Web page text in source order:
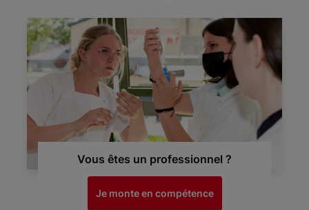
Vous êtes un professionnel ?
Je monte en compétence